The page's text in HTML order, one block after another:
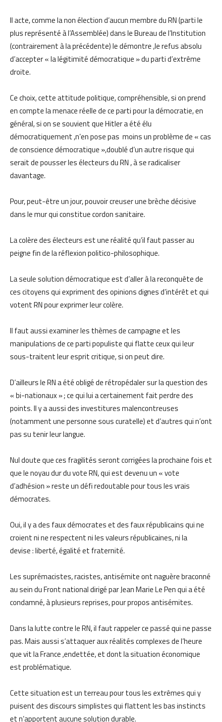
Il acte, comme la non élection d’aucun membre du RN (parti le
plus représenté à l’Assemblée) dans le Bureau de l’Institution
(contrairement à la précédente) le démontre ,le refus absolu
d’accepter « la légitimité démocratique » du parti d’extrême
droite.
Ce choix, cette attitude politique, compréhensible, si on prend
en compte la menace réelle de ce parti pour la démocratie, en
général, si on se souvient que Hitler a été élu
démocratiquement ,n’en pose pas moins un problème de « cas
de conscience démocratique »,doublé d’un autre risque qui
serait de pousser les électeurs du RN , à se radicaliser
davantage.
Pour, peut-être un jour, pouvoir creuser une brèche décisive
dans le mur qui constitue cordon sanitaire.
La colère des électeurs est une réalité qu’il faut passer au
peigne fin de la réflexion politico-philosophique.
La seule solution démocratique est d’aller à la reconquête de
ces citoyens qui expriment des opinions dignes d’intérêt et qui
votent RN pour exprimer leur colère.
Il faut aussi examiner les thèmes de campagne et les
manipulations de ce parti populiste qui flatte ceux qui leur
sous-traitent leur esprit critique, si on peut dire.
D’ailleurs le RN a été obligé de rétropédaler sur la question des
« bi-nationaux » ; ce qui lui a certainement fait perdre des
points. Il y a aussi des investitures malencontreuses
(notamment une personne sous curatelle) et d’autres qui n’ont
pas su tenir leur langue.
Nul doute que ces fragilités seront corrigées la prochaine fois et
que le noyau dur du vote RN, qui est devenu un « vote
d’adhésion » reste un défi redoutable pour tous les vrais
démocrates.
Oui, il y a des faux démocrates et des faux républicains qui ne
croient ni ne respectent ni les valeurs républicaines, ni la
devise : liberté, égalité et fraternité.
Les suprémacistes, racistes, antisémite ont naguère braconné
au sein du Front national dirigé par Jean Marie Le Pen qui a été
condamné, à plusieurs reprises, pour propos antisémites.
Dans la lutte contre le RN, il faut rappeler ce passé qui ne passe
pas. Mais aussi s’attaquer aux réalités complexes de l’heure
que vit la France ,endettée, et dont la situation économique
est problématique.
Cette situation est un terreau pour tous les extrêmes qui y
puisent des discours simplistes qui flattent les bas instincts
et n’apportent aucune solution durable.